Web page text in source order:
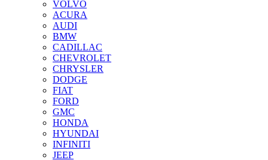
VOLVO
ACURA
AUDI
BMW
CADILLAC
CHEVROLET
CHRYSLER
DODGE
FIAT
FORD
GMC
HONDA
HYUNDAI
INFINITI
JEEP